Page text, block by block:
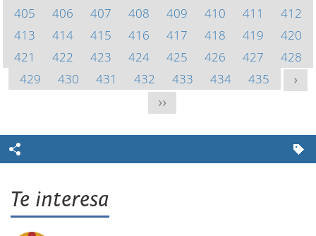
405
406 407 408 409 410 411
412
413
414 415 416 417 418 419
420
421
422 423 424 425 426 427
428
429
430 431 432 433 434 435
>
>>
Te interesa